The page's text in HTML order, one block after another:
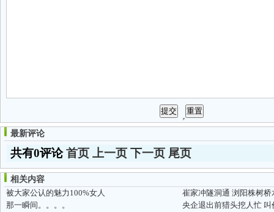
最新评论
共有0评论首页 上一页 下一页 尾页
相关内容
被大家公认的魅力100%女人
崔家冲隧洞通 浏阳株树
那一瞬间。。。。
央企退出前猎头挖人忙